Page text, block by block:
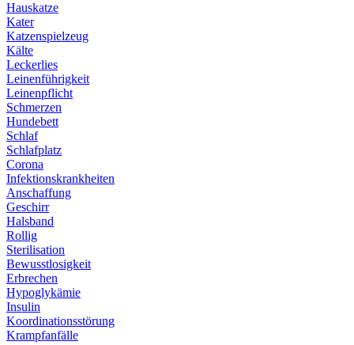
Hauskatze
Kater
Katzenspielzeug
Kälte
Leckerlies
Leinenführigkeit
Leinenpflicht
Schmerzen
Hundebett
Schlaf
Schlafplatz
Corona
Infektionskrankheiten
Anschaffung
Geschirr
Halsband
Rollig
Sterilisation
Bewusstlosigkeit
Erbrechen
Hypoglykämie
Insulin
Koordinationsstörung
Krampfanfälle